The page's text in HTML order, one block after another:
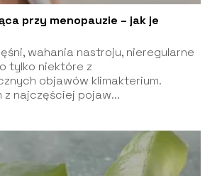
przy menopauzie – jak je
wahania nastroju, nieregularne
tylko niektóre z
objawów klimakterium.
z najczęściej pojaw...